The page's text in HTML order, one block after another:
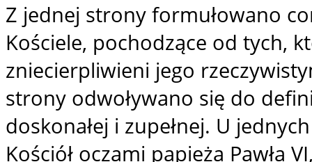
Z jednej strony formułowano
Kościele, pochodzące od tych,
zniecierpliwieni jego
strony odwoływano się do
doskonałej i zupełnej. U
Kościół oczami papieża Pawła